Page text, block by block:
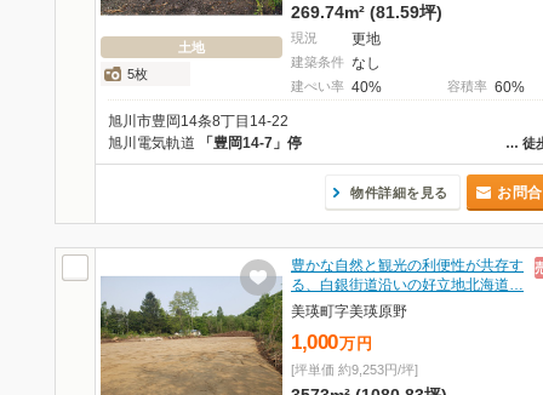
土地
5枚
269.74m² (81.59坪)
現況 更地
建築条件 なし
建ぺい率 40% 容積率 60%
旭川市豊岡14条8丁目14-22
… 徒
旭川電気軌道 「豊岡14-7」停
物件詳細を見る お問
豊かな自然と観光の利便性が共存す
る、白銀街道沿いの好立地北海道…
美瑛町字美瑛原野
1,000万 円
[坪単価 約9,253円/坪]